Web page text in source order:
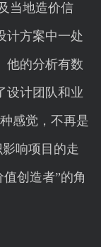
当地造价信
计方案中一处
他的分析有数
设计团队和业
感觉，不再是
响项目的走
创造者”的角